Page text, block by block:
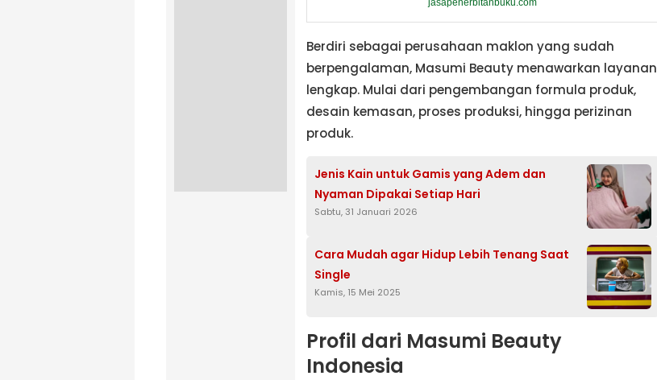
Berdiri sebagai perusahaan maklon yang sudah
berpengalaman, Masumi Beauty menawarkan layanan
lengkap. Mulai dari pengembangan formula produk,
desain kemasan, proses produksi, hingga perizinan
produk.
Jenis Kain untuk Gamis yang Adem dan
Nyaman Dipakai Setiap Hari
Sabtu, 31 Januari 2026
Cara Mudah agar Hidup Lebih Tenang Saat
Single
Kamis, 15 Mei 2025
Profil dari Masumi Beauty
Indonesia